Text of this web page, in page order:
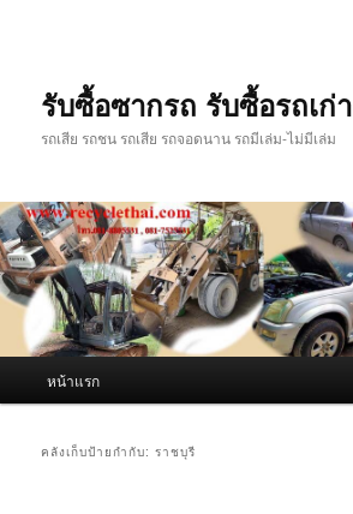
รับซื้อซากรถ รับซื้อรถเก่า
รถเสีย รถชน รถเสีย รถจอดนาน รถมีเล่ม-ไม่มีเล่ม
หน้าแรก
คลังเก็บป้ายกำกับ:ราชบุรี